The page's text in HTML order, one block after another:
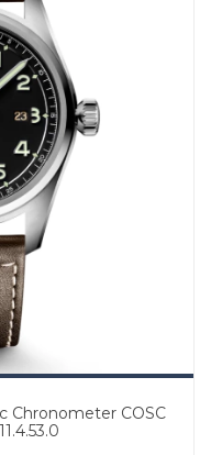
Chronometer COSC